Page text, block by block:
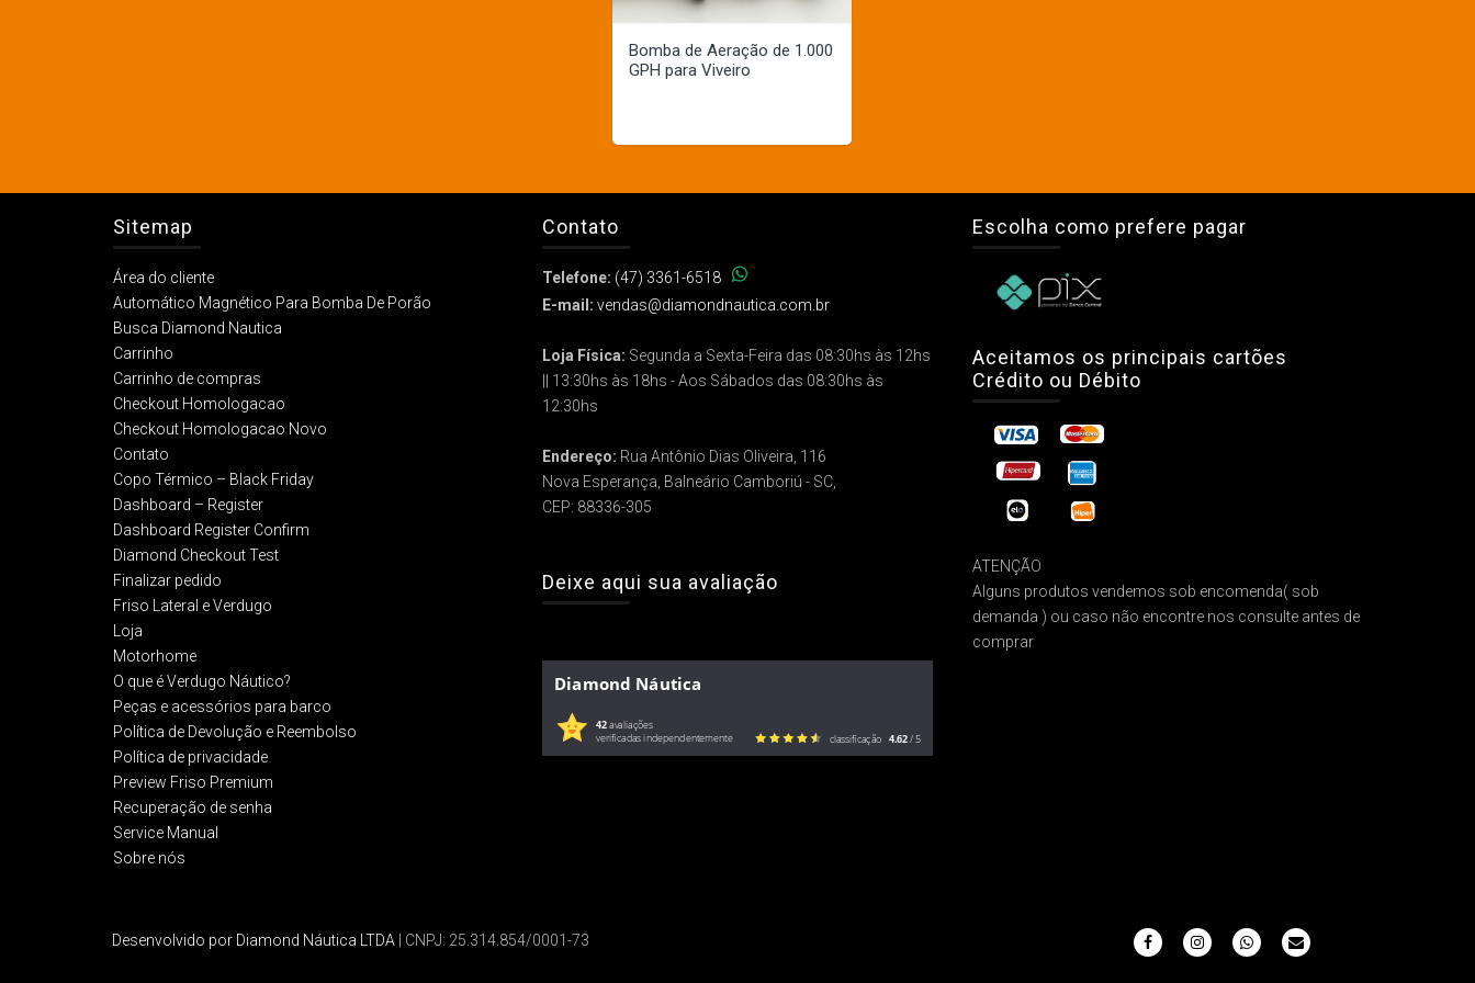
Bomba de Aeração de 1.000
GPH para Viveiro
Sitemap
Área do cliente
Automático Magnético Para Bomba De Porão
Busca Diamond Nautica
Carrinho
Carrinho de compras
Checkout Homologacao
Checkout Homologacao Novo
Contato
Copo Térmico – Black Friday
Dashboard – Register
Dashboard Register Confirm
Diamond Checkout Test
Finalizar pedido
Friso Lateral e Verdugo
Loja
Motorhome
O que é Verdugo Náutico?
Peças e acessórios para barco
Política de Devolução e Reembolso​
Política de privacidade
Preview Friso Premium
Recuperação de senha
Service Manual
Sobre nós
Contato
Telefone: (47) 3361-6518
E-mail: vendas@diamondnautica.com.br
Loja Física: Segunda a Sexta-Feira das 08:30hs às 12hs
|| 13:30hs às 18hs - Aos Sábados das 08:30hs às
12:30hs
Endereço: Rua Antônio Dias Oliveira, 116
Nova Esperança, Balneário Camboriú - SC,
CEP: 88336-305
Deixe aqui sua avaliação
Diamond Náutica
42avaliações
verificadas independentemente
classificação 4.62/ 5
Escolha como prefere pagar
Aceitamos os principais cartões
Crédito ou Débito
ATENÇÃO
Alguns produtos vendemos sob encomenda( sob
demanda ) ou caso não encontre nos consulte antes de
comprar
Desenvolvido por Diamond Náutica LTDA | CNPJ: 25.314.854/0001-73